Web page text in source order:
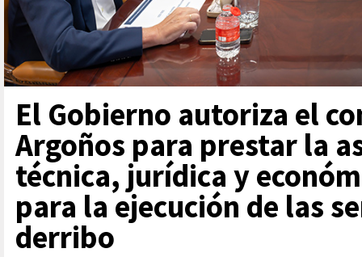
El Gobierno autoriza el
Argoños para prestar la
técnica, jurídica y
para la ejecución de las
derribo